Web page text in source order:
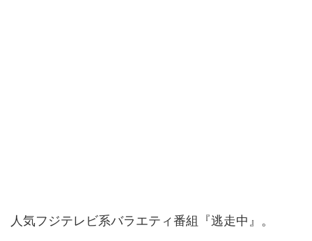
人気フジテレビ系バラエティ番組『逃走中』。